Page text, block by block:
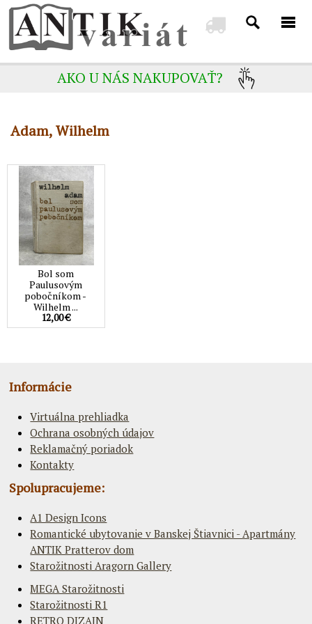
AKO U NÁS NAKUPOVAŤ?
Adam, Wilhelm
Bol som
Paulusovým
pobočníkom -
Wilhelm ...
12,00 €
Informácie
Virtuálna prehliadka
Ochrana osobných údajov
Reklamačný poriadok
Kontakty
Spolupracujeme:
A1 Design Icons
Romantické ubytovanie v Banskej Štiavnici - Apartmány
ANTIK Pratterov dom
Starožitnosti Aragorn Gallery
MEGA Starožitnosti
Starožitnosti R1
RETRO DIZAJN